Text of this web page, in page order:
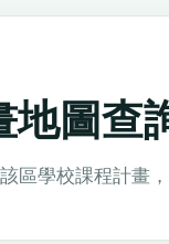
地圖查
區學校課程計畫